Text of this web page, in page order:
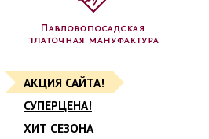
АКЦИЯ САЙТА!
СУПЕРЦЕНА!
ХИТ СЕЗОНА